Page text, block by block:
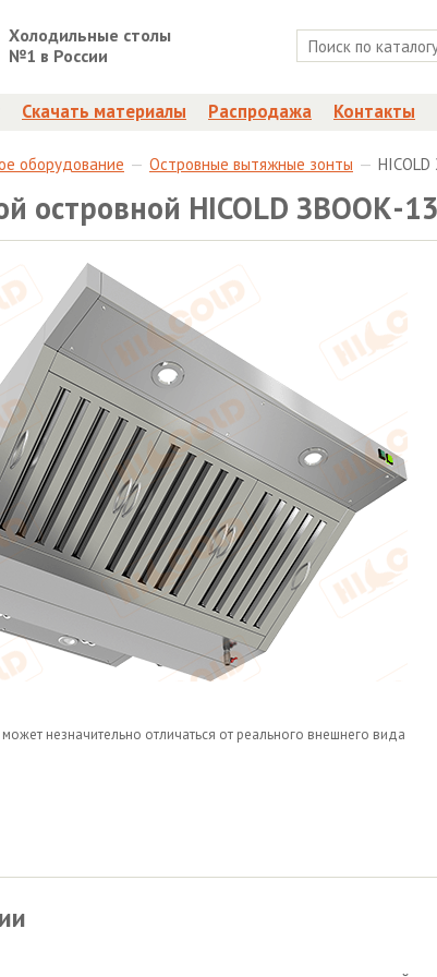
Холодильные столы
№1 в России
Скачать материалы Распродажа Контакты
оборудование Островные вытяжные зонты
островной HICOLD ЗВООК-
незначительно отличаться от реального внешнего вида